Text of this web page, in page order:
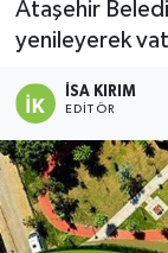
Ataşehir
yenileyerek
İSA KIRIM
EDITÖR
Son
Haber Arşivi